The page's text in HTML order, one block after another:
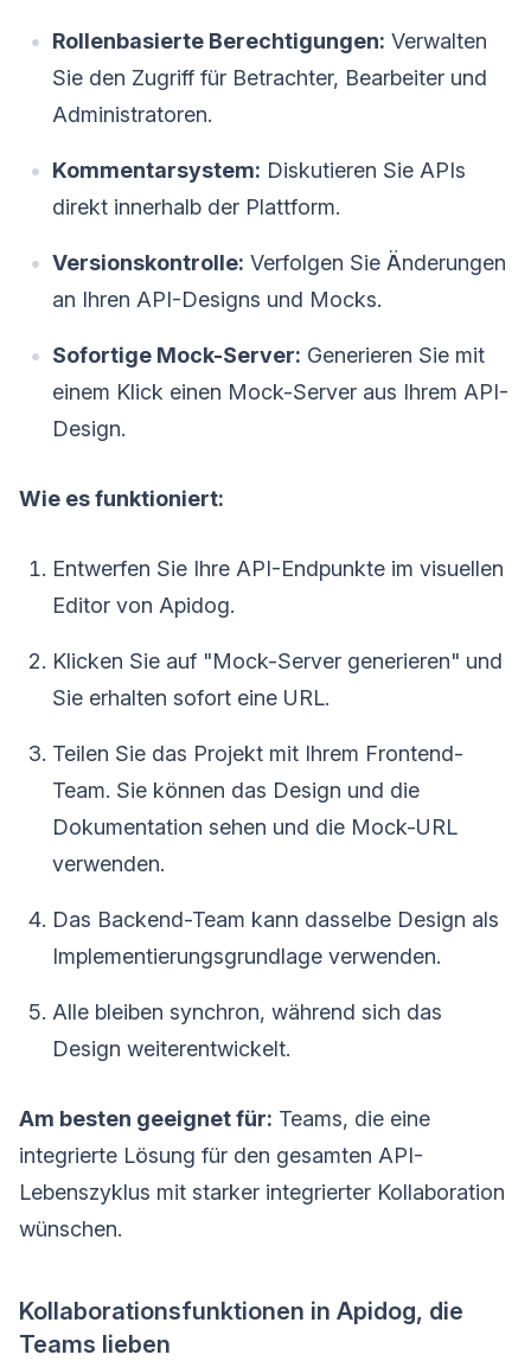
Rollenbasierte Berechtigungen: Verwalten
Sie den Zugriff für Betrachter, Bearbeiter und
Administratoren.
Kommentarsystem: Diskutieren Sie APIs
direkt innerhalb der Plattform.
Versionskontrolle: Verfolgen Sie Änderungen
an Ihren API-Designs und Mocks.
Sofortige Mock-Server: Generieren Sie mit
einem Klick einen Mock-Server aus Ihrem API-
Design.
Wie es funktioniert:
Entwerfen Sie Ihre API-Endpunkte im visuellen
Editor von Apidog.
Klicken Sie auf "Mock-Server generieren" und
Sie erhalten sofort eine URL.
Teilen Sie das Projekt mit Ihrem Frontend-
Team. Sie können das Design und die
Dokumentation sehen und die Mock-URL
verwenden.
Das Backend-Team kann dasselbe Design als
Implementierungsgrundlage verwenden.
Alle bleiben synchron, während sich das
Design weiterentwickelt.
Am besten geeignet für: Teams, die eine
integrierte Lösung für den gesamten API-
Lebenszyklus mit starker integrierter Kollaboration
wünschen.
Kollaborationsfunktionen in Apidog, die
Teams lieben